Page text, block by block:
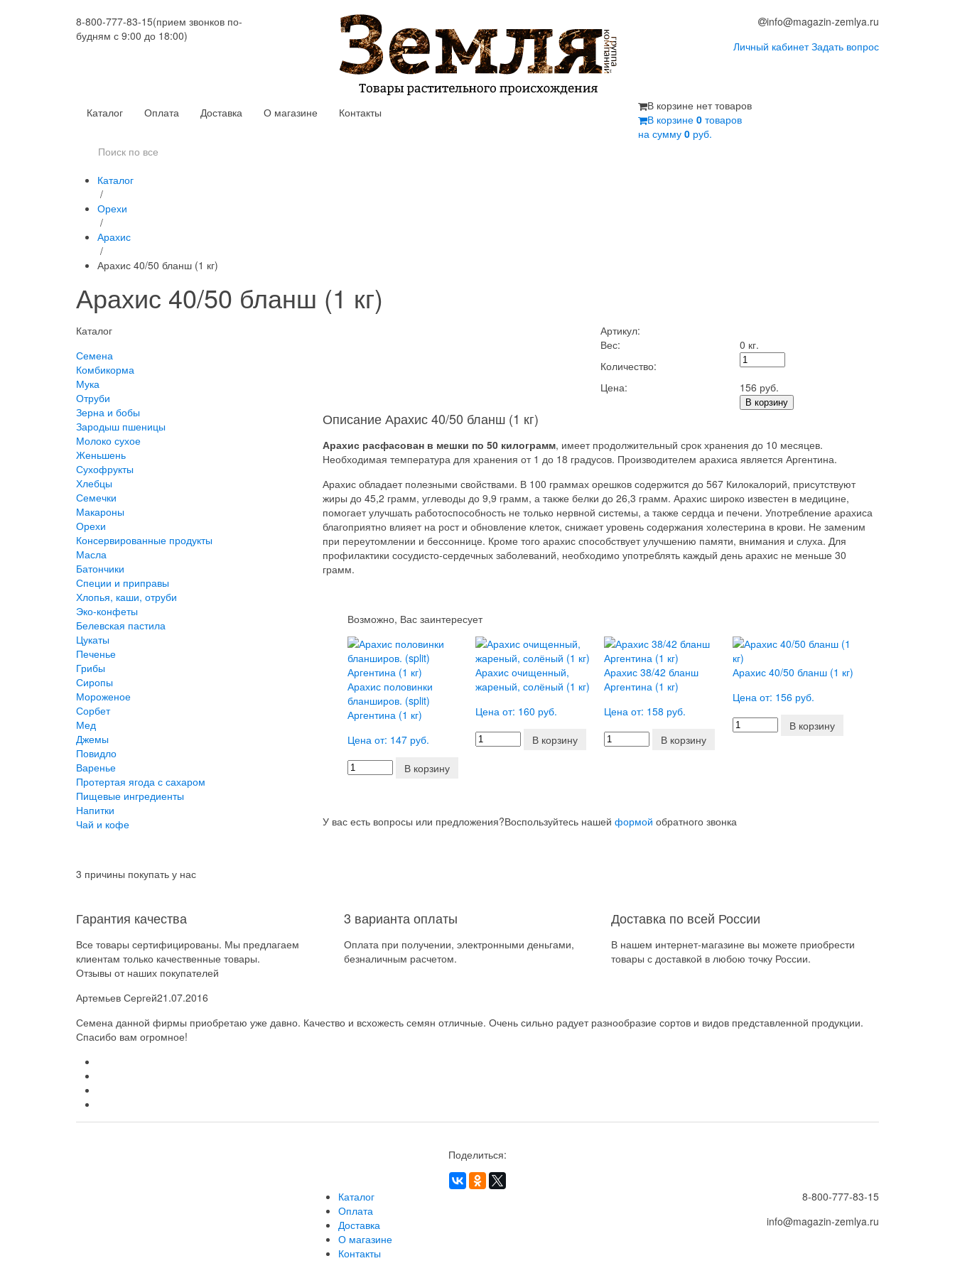
8-800-777-83-15(прием звонков по-
будням с 9:00 до 18:00)
info@magazin-zemlya.ru
Личный кабинет Задать вопрос
Каталог Оплата Доставка О магазине Контакты
В корзине нет товаров
В корзине 0 товаров
на сумму 0 руб.
Каталог
/
Орехи
/
Арахис
/
Арахис 40/50 бланш (1 кг)
Арахис 40/50 бланш (1 кг)
Каталог
Семена
Комбикорма
Мука
Отруби
Зерна и бобы
Зародыш пшеницы
Молоко сухое
Женьшень
Сухофрукты
Хлебцы
Семечки
Макароны
Орехи
Консервированные продукты
Масла
Батончики
Специи и приправы
Хлопья, каши, отруби
Эко-конфеты
Белевская пастила
Цукаты
Печенье
Грибы
Сиропы
Мороженое
Сорбет
Мед
Джемы
Повидло
Варенье
Протертая ягода с сахаром
Пищевые ингредиенты
Напитки
Чай и кофе
Артикул:
Вес:
0 кг.
Количество:
Цена:
156 руб.
В корзину
Описание Арахис 40/50 бланш (1 кг)
Арахис расфасован в мешки по 50 килограмм, имеет продолжительный срок хранения до 10 месяцев.
Необходимая температура для хранения от 1 до 18 градусов. Производителем арахиса является Аргентина.
Арахис обладает полезными свойствами. В 100 граммах орешков содержится до 567 Килокалорий, присутствуют
жиры до 45,2 грамм, углеводы до 9,9 грамм, а также белки до 26,3 грамм. Арахис широко известен в медицине,
помогает улучшать работоспособность не только нервной системы, а также сердца и печени. Употребление арахиса
благоприятно влияет на рост и обновление клеток, снижает уровень содержания холестерина в крови. Не заменим
при переутомлении и бессоннице. Кроме того арахис способствует улучшению памяти, внимания и слуха. Для
профилактики сосудисто-сердечных заболеваний, необходимо употреблять каждый день арахис не меньше 30
грамм.
Возможно, Вас заинтересует
Арахис половинки
бланширов. (split)
Аргентина (1 кг)
Цена от: 147 руб.
В корзину
Арахис очищенный,
жареный, солёный (1 кг)
Цена от: 160 руб.
В корзину
Арахис 38/42 бланш
Аргентина (1 кг)
Цена от: 158 руб.
В корзину
Арахис 40/50 бланш (1 кг)
Цена от: 156 руб.
В корзину
У вас есть вопросы или предложения?Воспользуйтесь нашей формой обратного звонка
3 причины покупать у нас
Гарантия качества
Все товары сертифицированы. Мы предлагаем
клиентам только качественные товары.
3 варианта оплаты
Оплата при получении, электронными деньгами,
безналичным расчетом.
Доставка по всей России
В нашем интернет-магазине вы можете приобрести
товары с доставкой в любою точку России.
Отзывы от наших покупателей
Артемьев Сергей21.07.2016
Семена данной фирмы приобретаю уже давно. Качество и всхожесть семян отличные. Очень сильно радует разнообразие сортов и видов представленной продукции.
Спасибо вам огромное!
Поделиться:
Каталог
Оплата
Доставка
О магазине
Контакты
8-800-777-83-15
info@magazin-zemlya.ru